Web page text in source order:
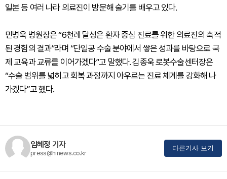
일본 등 여러 나라 의료진이 방문해 술기를 배우고 있다.
민병욱 병원장은 “6천례 달성은 환자 중심 진료를 위한 의료진의 축적
된 경험의 결과”라며 “단일공 수술 분야에서 쌓은 성과를 바탕으로 국
제 교육과 교류를 이어가겠다”고 말했다. 김종욱 로봇수술센터장은
“수술 범위를 넓히고 회복 과정까지 아우르는 진료 체계를 강화해 나
가겠다”고 했다.
임혜정 기자
press@hinews.co.kr
다른기사 보기